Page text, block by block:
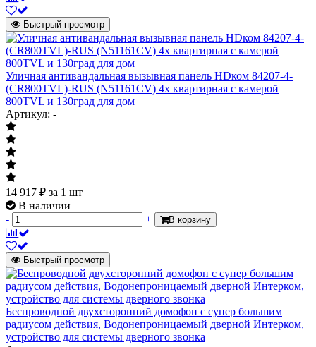
Быстрый просмотр
Уличная антивандальная вызывная панель HDком 84207-4-
(CR800TVL)-RUS (N51161CV) 4х квартирная с камерой
800TVL и 130град для дом
Артикул: -
14 917 ₽ за 1 шт
В наличии
-
+ В корзину
Быстрый просмотр
Беспроводной двухсторонний домофон с супер большим
радиусом действия, Водонепроницаемый дверной Интерком,
устройство для системы дверного звонка